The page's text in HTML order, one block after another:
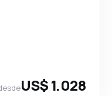
US$ 1.028